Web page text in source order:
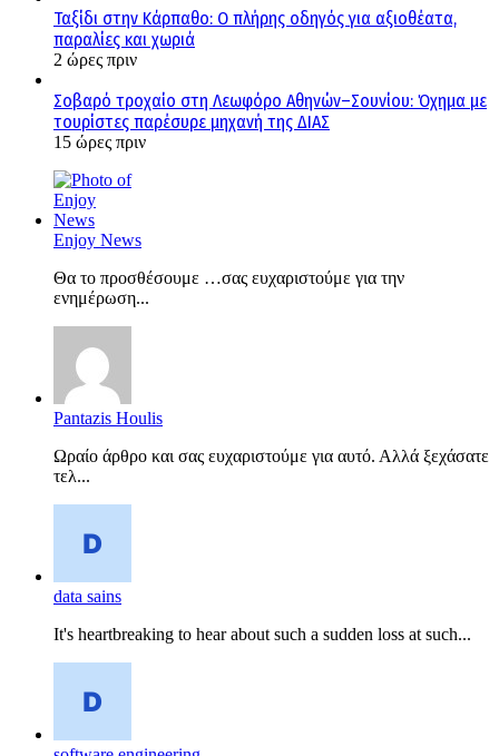
Ταξίδι στην Κάρπαθο: Ο πλήρης οδηγός για αξιοθέατα,
παραλίες και χωριά
2 ώρες πριν
Σοβαρό τροχαίο στη Λεωφόρο Αθηνών–Σουνίου: Όχημα με
τουρίστες παρέσυρε μηχανή της ΔΙΑΣ
15 ώρες πριν
Enjoy News
Θα το προσθέσουμε …σας ευχαριστούμε για την
ενημέρωση...
Pantazis Houlis
Ωραίο άρθρο και σας ευχαριστούμε για αυτό. Αλλά ξεχάσατε
τελ...
data sains
It's heartbreaking to hear about such a sudden loss at such...